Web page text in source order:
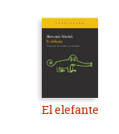
El elefante